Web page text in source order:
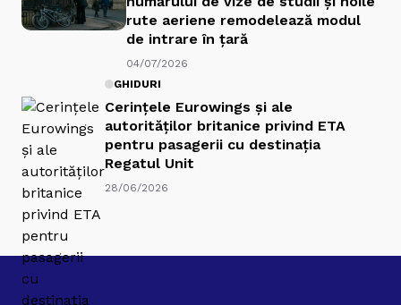
rute aeriene remodelează modul
de intrare în țară
04/07/2026
GHIDURI
Cerințele Eurowings și ale
autorităților britanice privind ETA
pentru pasagerii cu destinația
Regatul Unit
28/06/2026